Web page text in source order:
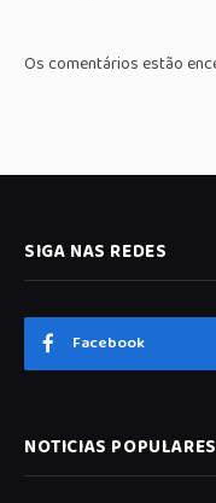
Os comentários estão
SIGA NAS REDES
Facebook
NOTICIAS POPULARES